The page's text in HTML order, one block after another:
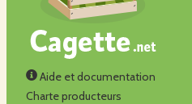
Aide et documentation
Charte producteurs